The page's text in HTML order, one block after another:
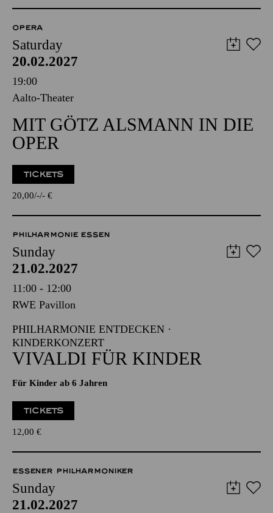
OPERA
Saturday
20.02.2027
19:00
Aalto-Theater
MIT GÖTZ ALSMANN IN DIE
OPER
TICKETS
20,00 - - €
PHILHARMONIE ESSEN
Sunday
21.02.2027
11:00 - 12:00
RWE Pavillon
PHILHARMONIE ENTDECKEN ·
KINDERKONZERT
VIVALDI FÜR KINDER
Für Kinder ab 6 Jahren
TICKETS
12,00 €
ESSENER PHILHARMONIKER
Sunday
21.02.2027